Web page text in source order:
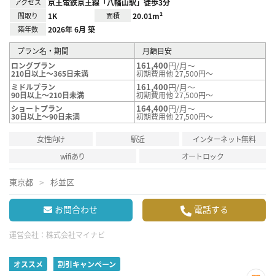
アクセス 京王電鉄京王線「八幡山駅」徒歩3分
間取り 1K 面積 20.01m²
築年数 2026年 6月 築
プラン名・期間
月額目安
ロングプラン
210日以上～365日未満
161,400円/月～
初期費用他 27,500円～
ミドルプラン
90日以上～210日未満
161,400円/月～
初期費用他 27,500円～
ショートプラン
30日以上～90日未満
164,400円/月～
初期費用他 27,500円～
女性向け 駅近
インターネット無料
wifiあり
オートロック
東京都 杉並区
お問合わせ 電話する
運営会社： 株式会社マイナビ
オススメ 割引キャンペーン